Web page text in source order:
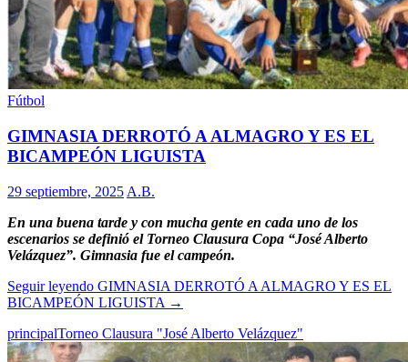
Fútbol
GIMNASIA DERROTÓ A ALMAGRO Y ES EL
BICAMPEÓN LIGUISTA
29 septiembre, 2025 A.B.
En una buena tarde y con mucha gente en cada uno de los
escenarios se definió el Torneo Clausura Copa “José Alberto
Velázquez”. Gimnasia fue el campeón.
Seguir leyendo GIMNASIA DERROTÓ A ALMAGRO Y ES EL
BICAMPEÓN LIGUISTA →
principalTorneo Clausura "José Alberto Velázquez"